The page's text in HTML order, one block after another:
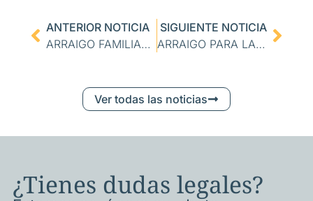
ANTERIOR NOTICIA
ARRAIGO FAMILIAR POR CIRCUNSTANCIAS EXCEPCIONALES
SIGUIENTE NOTICIA
ARRAIGO PARA LA FORMACIÓN
Ver todas las noticias
¿Tienes dudas legales?